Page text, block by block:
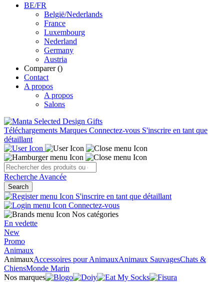
BE/FR
België/Nederlands
France
Luxembourg
Nederland
Germany
Austria
Comparer ()
Contact
A propos
A propos
Salons
Téléchargements Marques Connectez-vous S'inscrire en tant que
détaillant
Recherche Avancée
Search
S'inscrire en tant que détaillant
Connectez-vous
Nos catégories
En vedette
New
Promo
Animaux
AnimauxAccessoires pour AnimauxAnimaux SauvagesChats &
ChiensMonde Marin
Nos marques